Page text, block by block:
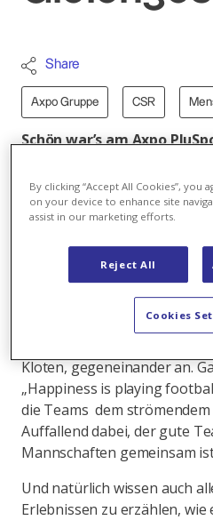
Share
Axpo Gruppe CSR
Schön war’s am Axpo
aus der Deutschschweiz
Kategorien Erwachsene
gemessen. Wie steht es
Mannschaften? Was
PluSport Cup von anderen
Video gibt Antworten!
Zum letzten Mal in diesem
Kloten, gegeneinander an.
„Happiness is playing
die Teams dem strömendem
Auffallend dabei, der gute
Mannschaften gemeinsam
Und natürlich wissen auch
Erlebnissen zu erzählen,
By clicking “Accept All Cookies”,
on your device to enhance site
assist in our marketing efforts.
Reject All
Cookies